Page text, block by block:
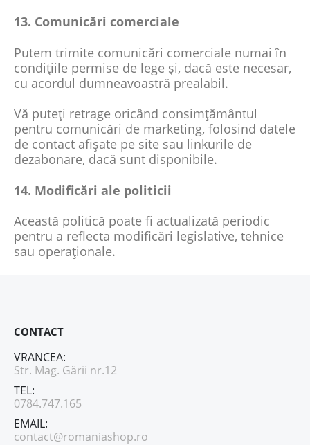
13. Comunicări comerciale
Putem trimite comunicări comerciale numai în
condițiile permise de lege și, dacă este necesar,
cu acordul dumneavoastră prealabil.
Vă puteți retrage oricând consimțământul
pentru comunicări de marketing, folosind datele
de contact afișate pe site sau linkurile de
dezabonare, dacă sunt disponibile.
14. Modificări ale politicii
Această politică poate fi actualizată periodic
pentru a reflecta modificări legislative, tehnice
sau operaționale.
CONTACT
VRANCEA:
Str. Mag. Gării nr.12
TEL:
0784.747.165
EMAIL:
contact@romaniashop.ro